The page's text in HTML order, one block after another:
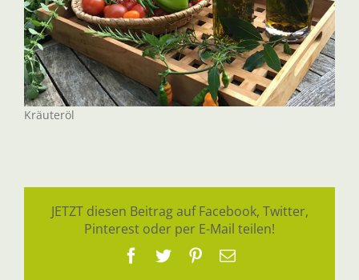
Kräuteröl
JETZT diesen Beitrag auf Facebook, Twitter,
Pinterest oder per E-Mail teilen!
Facebook
TwitterPinterest
E-